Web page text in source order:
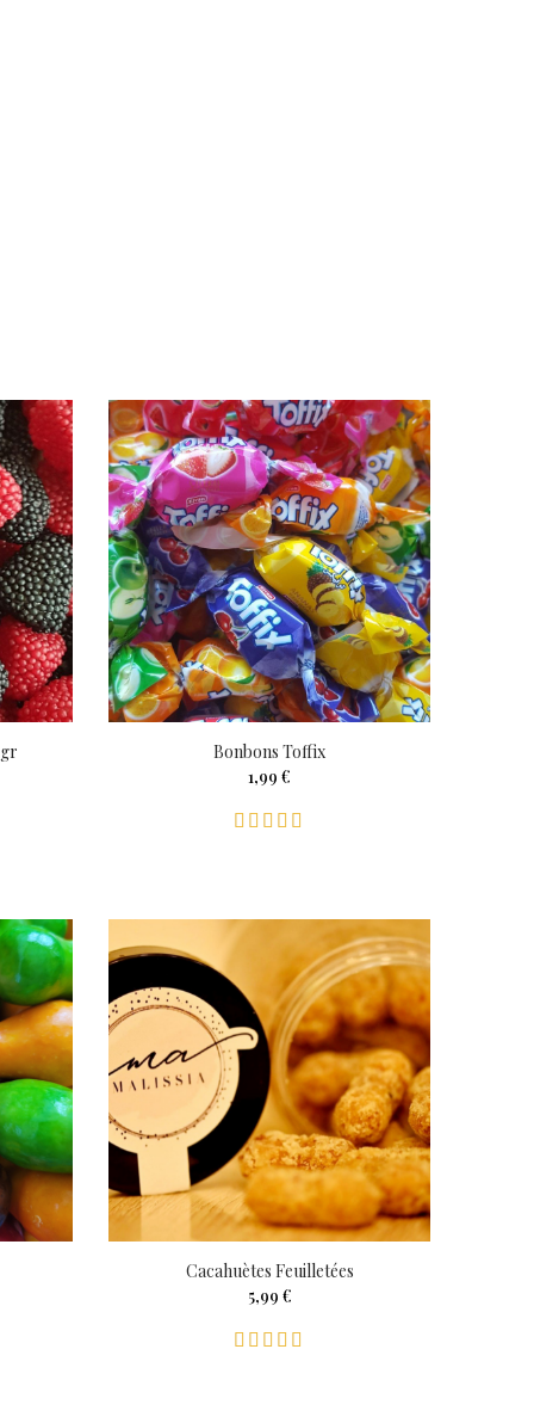
Bonbons Toffix
1,99 €
Cacahuètes Feuilletées
5,99 €